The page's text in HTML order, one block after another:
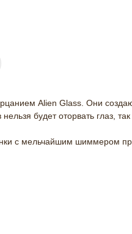
Alien Glass. Они
будет оторвать глаз,
с мельчайшим шиммером